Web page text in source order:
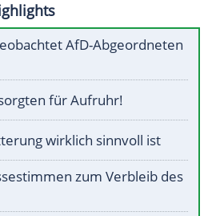
AfD-Abgeordneten
für Aufruhr!
wirklich sinnvoll ist
zum Verbleib des